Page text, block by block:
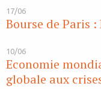
17/06
Bourse de Paris
10/06
Economie
globale aux